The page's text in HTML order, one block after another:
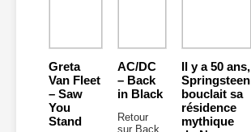
Greta
Van Fleet
– Saw
You
Stand
AC/DC
– Back
in Black
Retour
sur Back
Il y a 50 ans,
Springsteen
bouclait sa
résidence
mythique